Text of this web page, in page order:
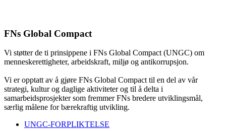
FNs Global Compact
Vi støtter de ti prinsippene i FNs Global Compact (UNGC) om
menneskerettigheter, arbeidskraft, miljø og antikorrupsjon.
Vi er opptatt av å gjøre FNs Global Compact til en del av vår
strategi, kultur og daglige aktiviteter og til å delta i
samarbeidsprosjekter som fremmer FNs bredere utviklingsmål,
særlig målene for bærekraftig utvikling.
UNGC-FORPLIKTELSE